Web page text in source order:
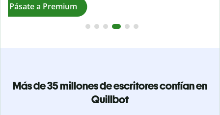
Pásate a Premium
Más de 35 millones de escritores confían en
Quillbot